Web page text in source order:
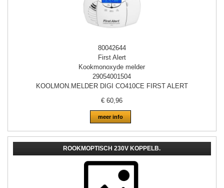
80042644
First Alert
Kookmonoxyde melder
29054001504
KOOLMON.MELDER DIGI CO410CE FIRST ALERT
€60,96
meer info
ROOKMOPTISCH 230V KOPPELB.